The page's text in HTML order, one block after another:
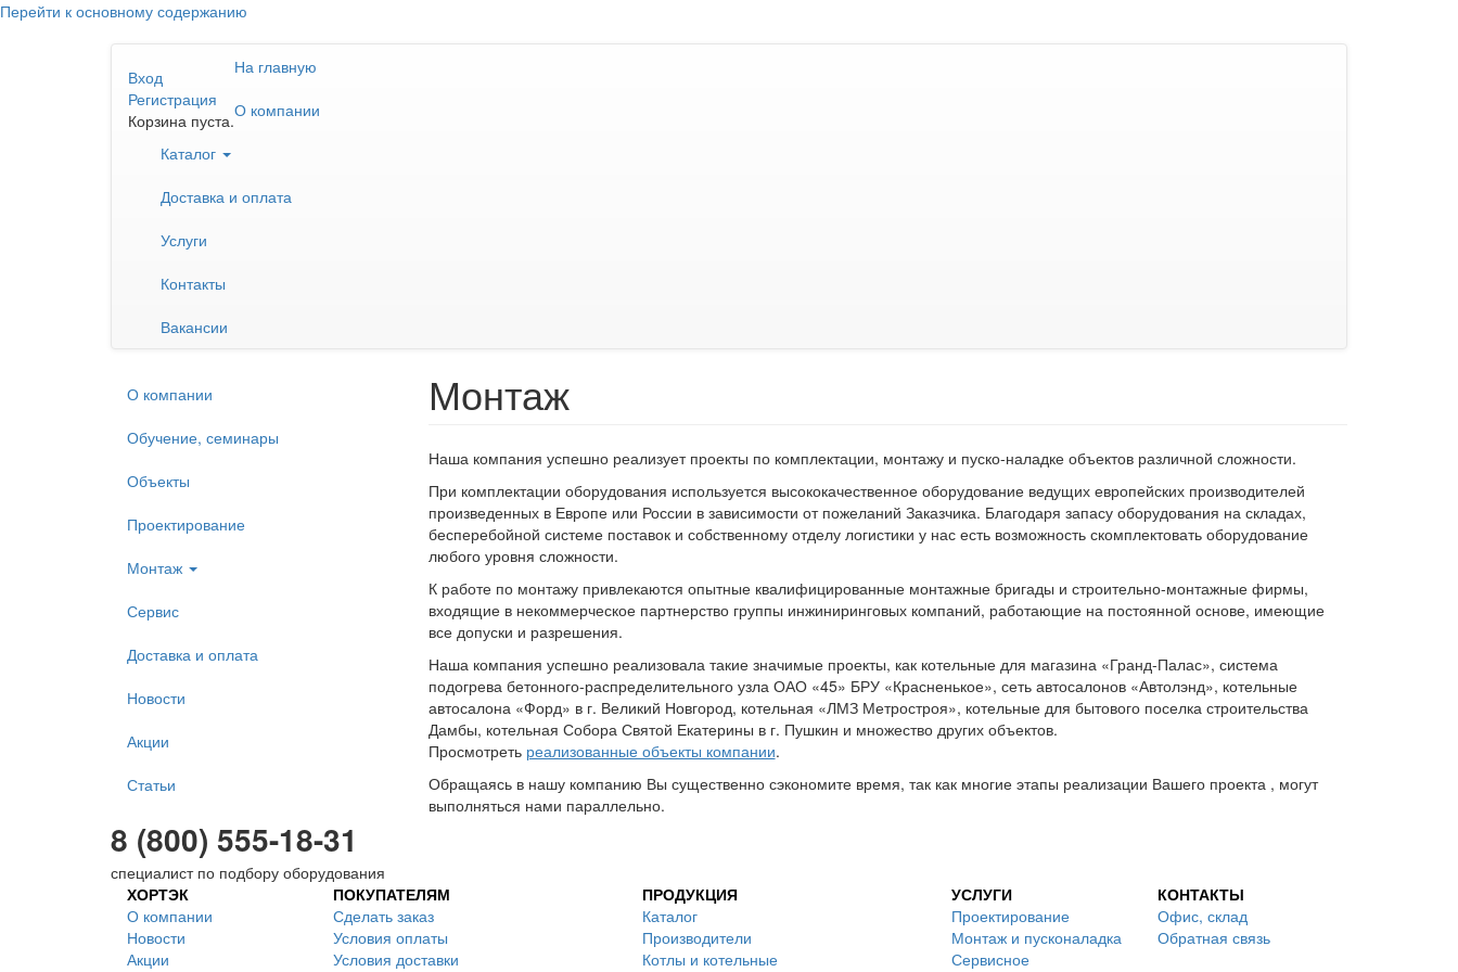
Перейти к основному содержанию
Вход
Регистрация
Корзина пуста.
На главную
О компании
Каталог
Доставка и оплата
Услуги
Контакты
Вакансии
О компании
Обучение, семинары
Объекты
Проектирование
Монтаж
Сервис
Доставка и оплата
Новости
Акции
Статьи
Монтаж
Наша компания успешно реализует проекты по комплектации, монтажу и пуско-наладке объектов различной сложности.
При комплектации оборудования используется высококачественное оборудование ведущих европейских производителей
произведенных в Европе или России в зависимости от пожеланий Заказчика. Благодаря запасу оборудования на складах,
бесперебойной системе поставок и собственному отделу логистики у нас есть возможность скомплектовать оборудование
любого уровня сложности.
К работе по монтажу привлекаются опытные квалифицированные монтажные бригады и строительно-монтажные фирмы,
входящие в некоммерческое партнерство группы инжиниринговых компаний, работающие на постоянной основе, имеющие
все допуски и разрешения.
Наша компания успешно реализовала такие значимые проекты, как котельные для магазина «Гранд-Палас», система
подогрева бетонного-распределительного узла ОАО «45» БРУ «Красненькое», сеть автосалонов «Автолэнд», котельные
автосалона «Форд» в г. Великий Новгород, котельная «ЛМЗ Метростроя», котельные для бытового поселка строительства
Дамбы, котельная Собора Святой Екатерины в г. Пушкин и множество других объектов.
Просмотреть реализованные объекты компании.
Обращаясь в нашу компанию Вы существенно сэкономите время, так как многие этапы реализации Вашего проекта , могут
выполняться нами параллельно.
8 (800) 555-18-31
специалист по подбору оборудования
ХОРТЭК
О компании
Новости
Акции
ПОКУПАТЕЛЯМ
Сделать заказ
Условия оплаты
Условия доставки
ПРОДУКЦИЯ
Каталог
Производители
Котлы и котельные
УСЛУГИ
Проектирование
Монтаж и пусконаладка
Сервисное
КОНТАКТЫ
Офис, склад
Обратная связь